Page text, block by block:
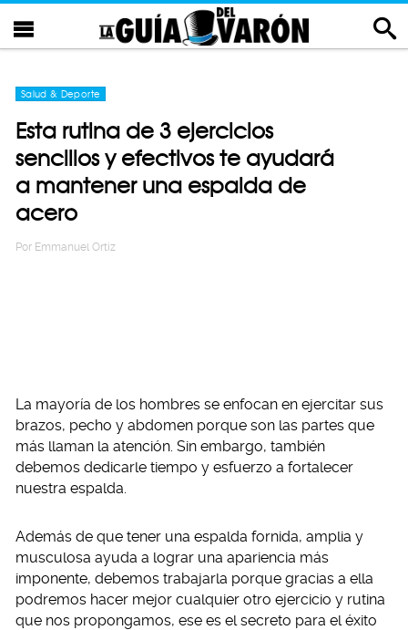
Salud & Deporte
Esta rutina de 3 ejercicios
sencillos y efectivos te ayudará
a mantener una espalda de
acero
Por Emmanuel Ortiz
La mayoría de los hombres se enfocan en ejercitar sus
brazos, pecho y abdomen porque son las partes que
más llaman la atención. Sin embargo, también
debemos dedicarle tiempo y esfuerzo a fortalecer
nuestra espalda.
Además de que tener una espalda fornida, amplia y
musculosa ayuda a lograr una apariencia más
imponente, debemos trabajarla porque gracias a ella
podremos hacer mejor cualquier otro ejercicio y rutina
que nos propongamos, ese es el secreto para el éxito